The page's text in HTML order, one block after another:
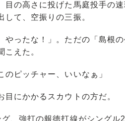
の高さに投げた馬庭投手の
して、空振りの三振。
やったな！」。ただの「島根
こえた。
ピッチャー、いいなぁ」
にかかるスカウトの方だ。
、強打の報徳打線がシングル